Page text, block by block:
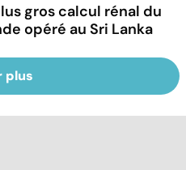
gros calcul rénal du
opéré au Sri Lanka
plus